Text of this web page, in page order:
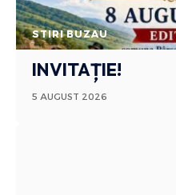
STIRI BUZAU
INVITAȚIE!
5 AUGUST 2026